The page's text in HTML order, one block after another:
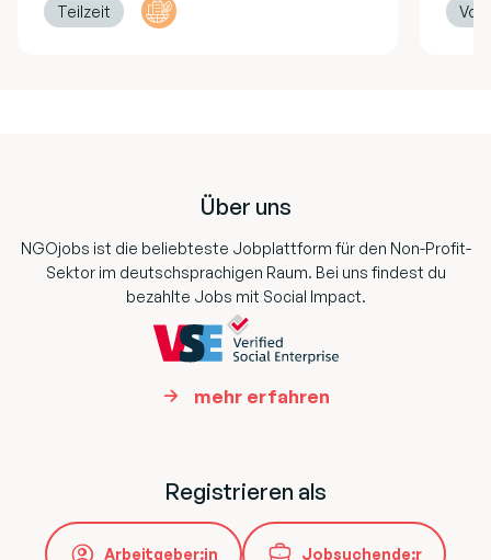
Teilzeit
Über uns
NGOjobs ist die beliebteste Jobplattform für den Non-Profit-
Sektor im deutschsprachigen Raum. Bei uns findest du
bezahlte Jobs mit Social Impact.
mehr erfahren
Registrieren als
Arbeitgeber:in Jobsuchende:r